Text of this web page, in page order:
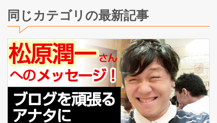
同じカテゴリの最新記事